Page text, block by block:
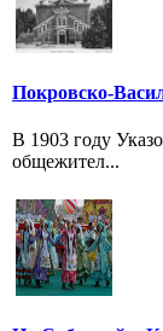
Покровско-
В 1903 году
общежител...